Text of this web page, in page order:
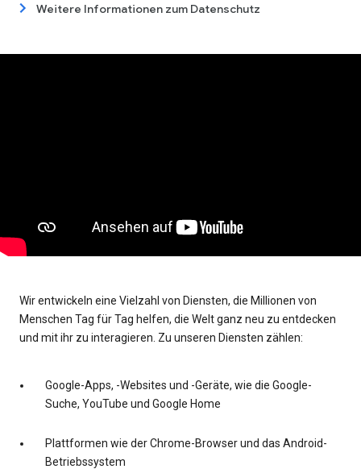
Weitere Informationen zum Datenschutz
Wir entwickeln eine Vielzahl von Diensten, die Millionen von
Menschen Tag für Tag helfen, die Welt ganz neu zu entdecken
und mit ihr zu interagieren. Zu unseren Diensten zählen:
Google-Apps, -Websites und -Geräte, wie die Google-
Suche, YouTube und Google Home
Plattformen wie der Chrome-Browser und das Android-
Betriebssystem